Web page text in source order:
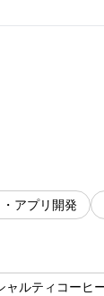
アプリ開発
ャルティコーヒ